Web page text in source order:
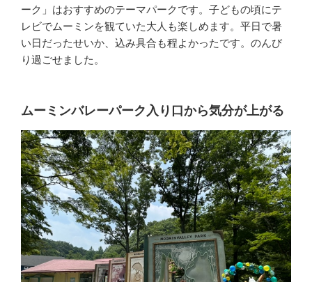
ーク」はおすすめのテーマパークです。子どもの頃にテ
レビでムーミンを観ていた大人も楽しめます。平日で暑
い日だったせいか、込み具合も程よかったです。のんび
り過ごせました。
ムーミンバレーパーク入り口から気分が上がる